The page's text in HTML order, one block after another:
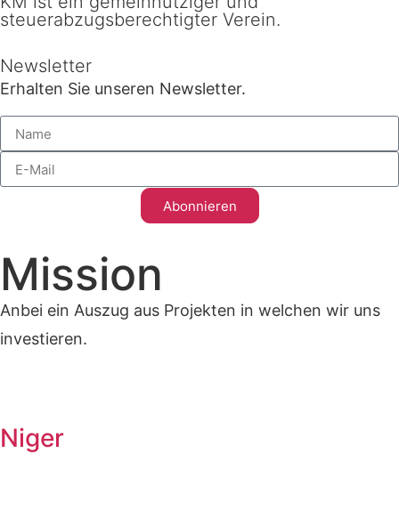
steuerabzugsberechtigter Verein.
Newsletter
Erhalten Sie unseren Newsletter.
Abonnieren
Mission
Anbei ein Auszug aus Projekten in welchen wir uns
investieren.
Niger